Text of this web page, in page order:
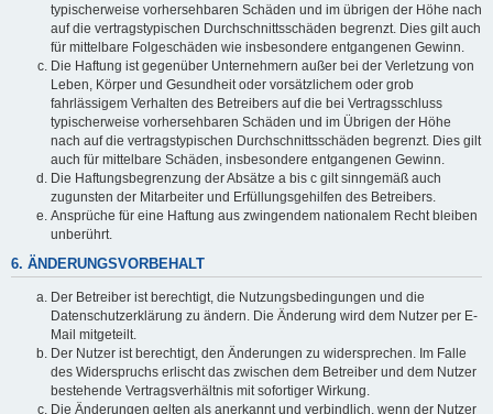
typischerweise vorhersehbaren Schäden und im übrigen der Höhe nach
auf die vertragstypischen Durchschnittsschäden begrenzt. Dies gilt auch
für mittelbare Folgeschäden wie insbesondere entgangenen Gewinn.
Die Haftung ist gegenüber Unternehmern außer bei der Verletzung von
Leben, Körper und Gesundheit oder vorsätzlichem oder grob
fahrlässigem Verhalten des Betreibers auf die bei Vertragsschluss
typischerweise vorhersehbaren Schäden und im Übrigen der Höhe
nach auf die vertragstypischen Durchschnittsschäden begrenzt. Dies gilt
auch für mittelbare Schäden, insbesondere entgangenen Gewinn.
Die Haftungsbegrenzung der Absätze a bis c gilt sinngemäß auch
zugunsten der Mitarbeiter und Erfüllungsgehilfen des Betreibers.
Ansprüche für eine Haftung aus zwingendem nationalem Recht bleiben
unberührt.
6. ÄNDERUNGSVORBEHALT
Der Betreiber ist berechtigt, die Nutzungsbedingungen und die
Datenschutzerklärung zu ändern. Die Änderung wird dem Nutzer per E-
Mail mitgeteilt.
Der Nutzer ist berechtigt, den Änderungen zu widersprechen. Im Falle
des Widerspruchs erlischt das zwischen dem Betreiber und dem Nutzer
bestehende Vertragsverhältnis mit sofortiger Wirkung.
Die Änderungen gelten als anerkannt und verbindlich, wenn der Nutzer